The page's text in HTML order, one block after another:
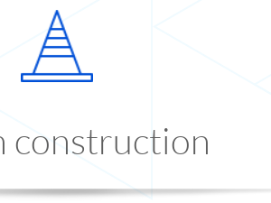
construction